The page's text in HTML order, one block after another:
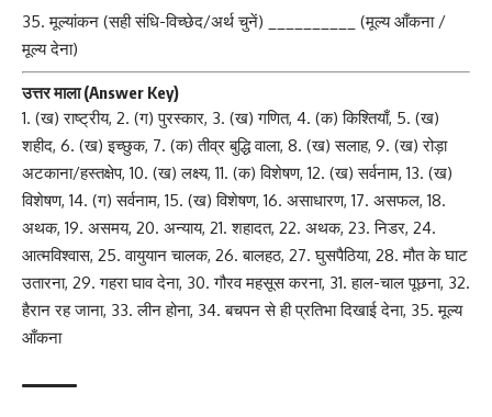
मूल्यांकन (सही संधि-विच्छेद/अर्थ चुनें) __________ (मूल्य आँकना /
मूल्य देना)
उत्तर माला (Answer Key)
1. (ख) राष्ट्रीय, 2. (ग) पुरस्कार, 3. (ख) गणित, 4. (क) किश्तियाँ, 5. (ख)
शहीद, 6. (ख) इच्छुक, 7. (क) तीव्र बुद्धि वाला, 8. (ख) सलाह, 9. (ख) रोड़ा
अटकाना/हस्तक्षेप, 10. (ख) लक्ष्य, 11. (क) विशेषण, 12. (ख) सर्वनाम, 13. (ख)
विशेषण, 14. (ग) सर्वनाम, 15. (ख) विशेषण, 16. असाधारण, 17. असफल, 18.
अथक, 19. असमय, 20. अन्याय, 21. शहादत, 22. अथक, 23. निडर, 24.
आत्मविश्वास, 25. वायुयान चालक, 26. बालहठ, 27. घुसपैठिया, 28. मौत के घाट
उतारना, 29. गहरा घाव देना, 30. गौरव महसूस करना, 31. हाल-चाल पूछना, 32.
हैरान रह जाना, 33. लीन होना, 34. बचपन से ही प्रतिभा दिखाई देना, 35. मूल्य
आँकना